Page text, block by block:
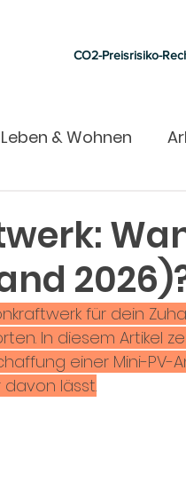
CO2-Preisrisiko-
Leben & Wohnen
für dein
In diesem Artikel
einer Mini-PV-
lässt.